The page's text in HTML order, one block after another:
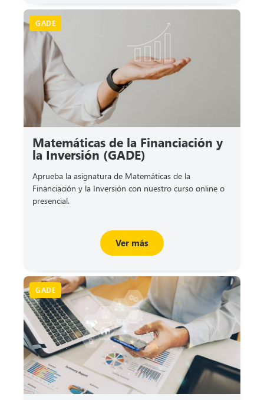
GADE
Matemáticas de la Financiación y
la Inversión (GADE)
Aprueba la asignatura de Matemáticas de la
Financiación y la Inversión con nuestro curso online o
presencial.
Ver más
GADE